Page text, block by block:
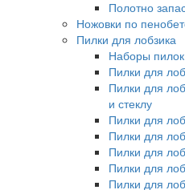
Полотно
Ножовки по
Пилки для лобзика
Наборы
Пилки для
Пилки для
и стеклу
Пилки для
Пилки для
Пилки для
Пилки для
Пилки для